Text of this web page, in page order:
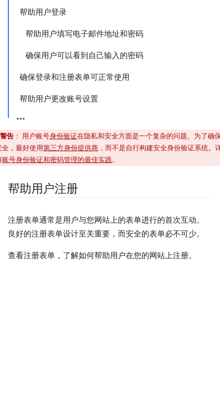
帮助用户登录
帮助用户填写电子邮件地址和密码
确保用户可以看到自己输入的密码
确保登录和注册表单可正常使用
帮助用户更改账号设置
警告 ： 用户账号身份验证在隐私和安全方面是一个复杂的问题。为了确
全，最好使用第三方身份提供商 ，而不是自行构建安全身份验证系统。
账号身份验证和密码管理的最佳实践。
帮助用户注册
注册表单通常是用户与您网站上的表单进行的首次互动。
良好的注册表单设计至关重要，而安全的表单必不可少。
查看注册表单，了解如何帮助用户在您的网站上注册。